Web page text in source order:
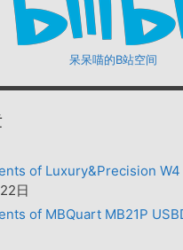
呆呆喵的B站空间
of Luxury&Precision W4
日
of MBQuart MB21P